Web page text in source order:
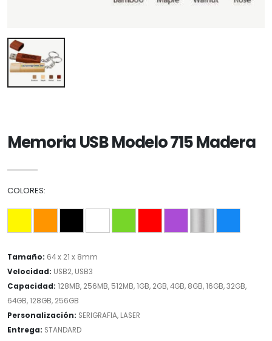
Memoria USB Modelo 715 Madera
COLORES:
Tamaño: 64 x 21 x 8mm
Velocidad: USB2, USB3
Capacidad: 128MB, 256MB, 512MB, 1GB, 2GB, 4GB, 8GB, 16GB, 32GB,
64GB, 128GB, 256GB
Personalización: SERIGRAFIA, LASER
Entrega: STANDARD